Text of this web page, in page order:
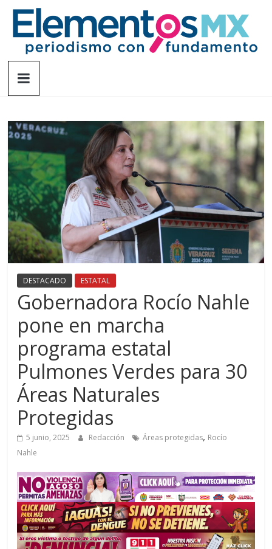
Saltar
contenido
Elementosmx
fundamento
DESTACADO ESTATAL
Gobernadora Rocío Nahle
pone en marcha
programa estatal
Pulmones Verdes para 30
Áreas Naturales
Protegidas
5 junio, 2025 Redacción Áreas protegidas, Rocío
Nahle